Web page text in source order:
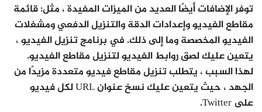
توفر الإضافات أيضًا العديد من الميزات المفيدة ، مثل: قائمة
مقاطع الفيديو وإعدادات الدقة والتنزيل الدفعي ومشغلات
الفيديو المخصصة وما إلى ذلك. في برنامج تنزيل الفيديو ،
يتعين عليك لصق روابط الفيديو لتنزيل مقاطع الفيديو.
لهذا السبب ، يتطلب تنزيل مقاطع فيديو متعددة مزيدًا من
الجهد ، حيث يتعين عليك نسخ عنوان URL لكل فيديو
على Twitter.